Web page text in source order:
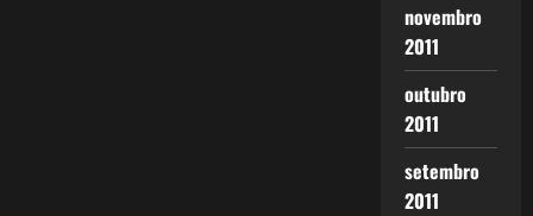
novembro
2011
outubro
2011
setembro
2011